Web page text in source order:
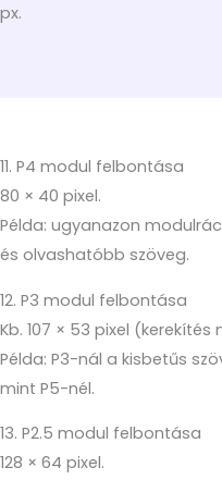
px.
11. P4 modul felbontása
80 × 40 pixel.
Példa: ugyanazon
és olvashatóbb szöveg.
12. P3 modul felbontása
Kb. 107 × 53 pixel (kerekítés
Példa: P3-nál a kisbetűs
mint P5-nél.
13. P2.5 modul felbontása
128 × 64 pixel.